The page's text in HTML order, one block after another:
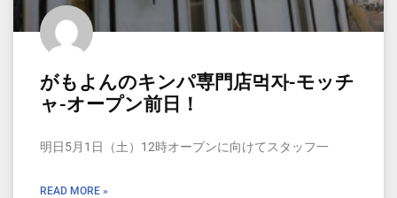
がもよんのキンパ専門店먹자-モッチ
ャ-オープン前日！
明日5月1日（土）12時オープンに向けてスタッフ一
READ MORE »